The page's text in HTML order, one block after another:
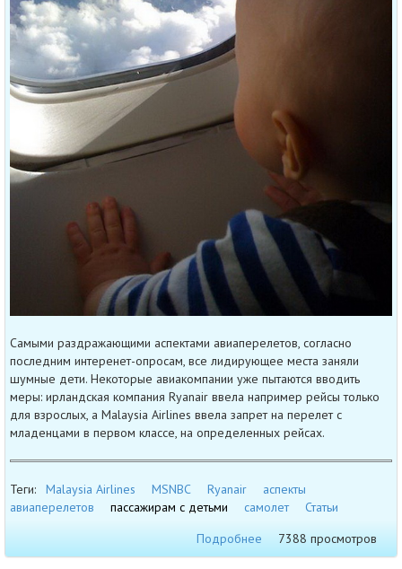
Самыми раздражающими аспектами авиаперелетов, согласно
последним интеренет-опросам, все лидирующее места заняли
шумные дети. Некоторые авиакомпании уже пытаются вводить
меры: ирландская компания Ryanair ввела например рейсы только
для взрослых, а Malaysia Airlines ввела запрет на перелет с
младенцами в первом классе, на определенных рейсах.
Теги: Malaysia Airlines MSNBC Ryanair
аспекты
авиаперелетов
пассажирам с детьми самолет
Статьи
Подробнее
7388 просмотров